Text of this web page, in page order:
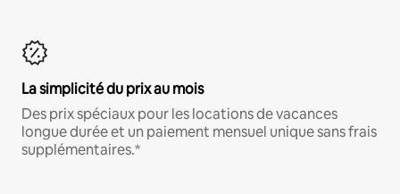
La simplicité du prix au mois
Des prix spéciaux pour les locations de vacances
longue durée et un paiement mensuel unique sans frais
supplémentaires.*